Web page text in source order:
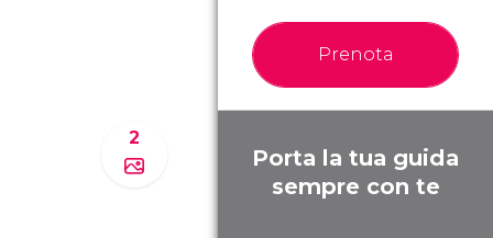
2
Prenota
Porta la tua guida
sempre con te